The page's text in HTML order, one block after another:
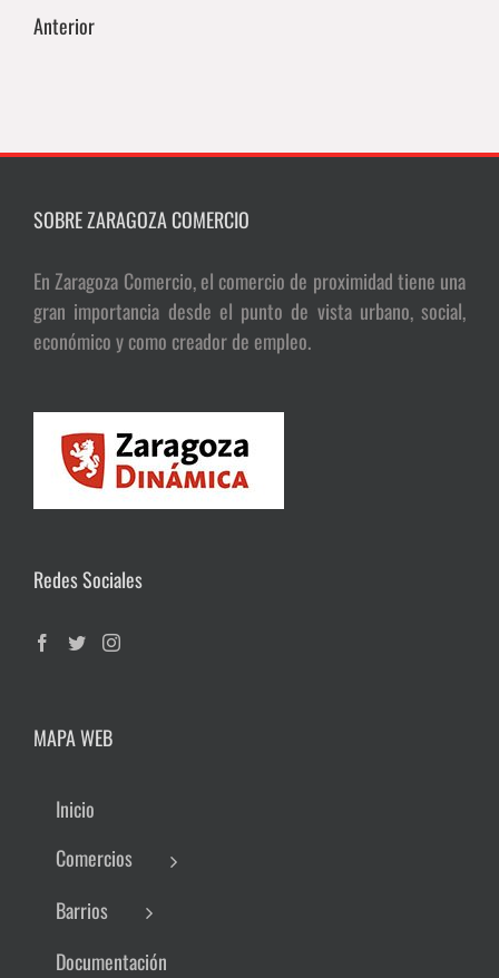
Anterior
SOBRE ZARAGOZA COMERCIO
En Zaragoza Comercio, el comercio de proximidad tiene una
gran importancia desde el punto de vista urbano, social,
económico y como creador de empleo.
Redes Sociales
MAPA WEB
Inicio
Comercios
Barrios
Documentación